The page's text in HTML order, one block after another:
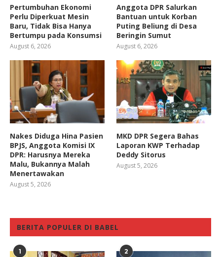
Pertumbuhan Ekonomi
Perlu Diperkuat Mesin
Baru, Tidak Bisa Hanya
Bertumpu pada Konsumsi
August 6, 2026
Anggota DPR Salurkan
Bantuan untuk Korban
Puting Beliung di Desa
Beringin Sumut
August 6, 2026
Nakes Diduga Hina Pasien
BPJS, Anggota Komisi IX
DPR: Harusnya Mereka
Malu, Bukannya Malah
Menertawakan
August 5, 2026
MKD DPR Segera Bahas
Laporan KWP Terhadap
Deddy Sitorus
August 5, 2026
BERITA POPULER DI BABEL
1 2